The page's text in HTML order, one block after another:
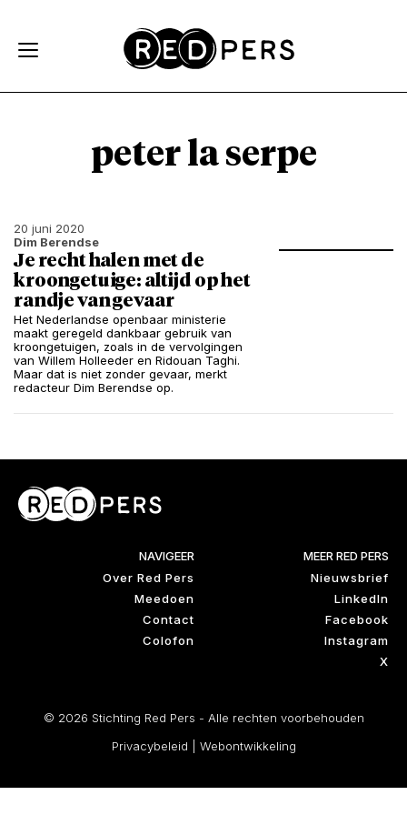
peter la serpe
20 juni 2020
Dim Berendse
Je recht halen met de
kroongetuige: altijd op het
randje van gevaar
Het Nederlandse openbaar ministerie
maakt geregeld dankbaar gebruik van
kroongetuigen, zoals in de vervolgingen
van Willem Holleeder en Ridouan Taghi.
Maar dat is niet zonder gevaar, merkt
redacteur Dim Berendse op.
NAVIGEER
Over Red Pers
Meedoen
Contact
Colofon
MEER RED PERS
Nieuwsbrief
LinkedIn
Facebook
Instagram
X
© 2026 Stichting Red Pers - Alle rechten voorbehouden
Privacybeleid
Webontwikkeling